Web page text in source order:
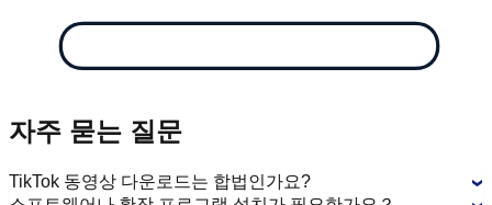
자주 묻는 질문
TikTok 동영상 다운로드는 합법인가요?